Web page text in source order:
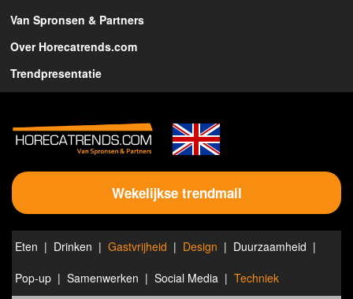
Van Spronsen & Partners
Over Horecatrends.com
Trendpresentatie
Wekelijkse trendmail
Eten Drinken Gastvrijheid Design
Duurzaamheid
Pop-up
Samenwerken Social Media Techniek